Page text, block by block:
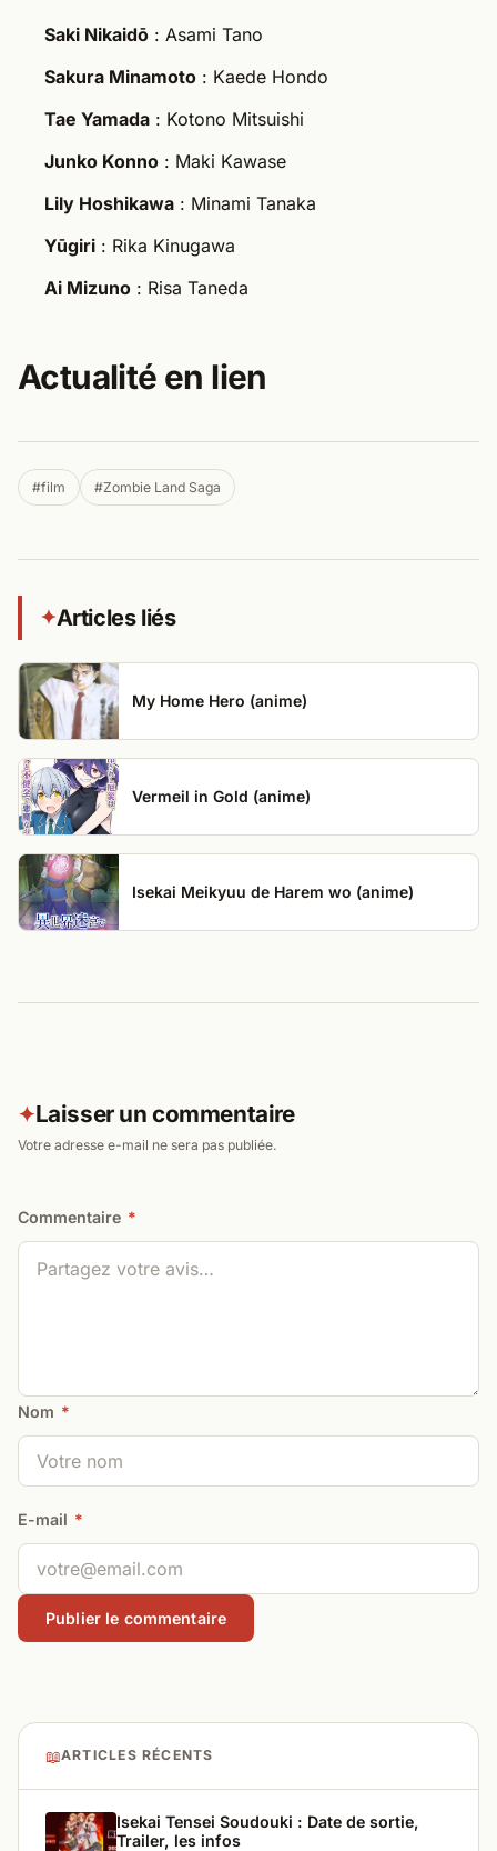
Saki Nikaidō : Asami Tano
Sakura Minamoto : Kaede Hondo
Tae Yamada : Kotono Mitsuishi
Junko Konno : Maki Kawase
Lily Hoshikawa : Minami Tanaka
Yūgiri : Rika Kinugawa
Ai Mizuno : Risa Taneda
Actualité en lien
#film #Zombie Land Saga
✦Articles liés
My Home Hero (anime)
Vermeil in Gold (anime)
Isekai Meikyuu de Harem wo (anime)
✦Laisser un commentaire
Votre adresse e-mail ne sera pas publiée.
Commentaire *
Nom *
E-mail *
📖ARTICLES RÉCENTS
Isekai Tensei Soudouki : Date de sortie,
Trailer, les infos